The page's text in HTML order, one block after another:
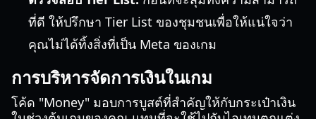
ที่ดี ให้ปรึกษา Tier List ของชุมชนเพื่อให้แน่ใจว่า
คุณไม่ได้ทิ้งสิ่งที่เป็น Meta ของเกม
การบริหารจัดการเงินในเกม
โค้ด "Money" มอบการบูสต์ที่สำคัญให้กับกระเป๋าเงิน